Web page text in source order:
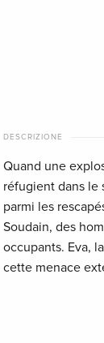
DESCRIZIONE
Quand une
réfugient dans le
parmi les
Soudain, des
occupants. Eva,
cette menace